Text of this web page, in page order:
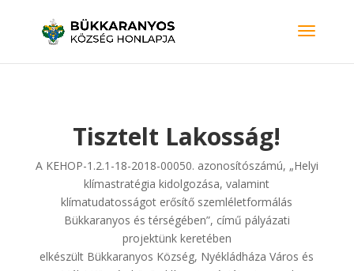
Tisztelt Lakosság!
A KEHOP-1.2.1-18-2018-00050. azonosítószámú, „Helyi
klímastratégia kidolgozása, valamint
klímatudatosságot erősítő szemléletformálás
Bükkaranyos és térségében”, című pályázati
projektünk keretében
elkészült Bükkaranyos Község, Nyékládháza Város és